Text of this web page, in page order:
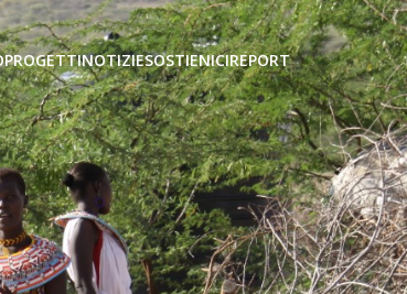
PROGETTINOTIZIESOSTIENICIREPORT